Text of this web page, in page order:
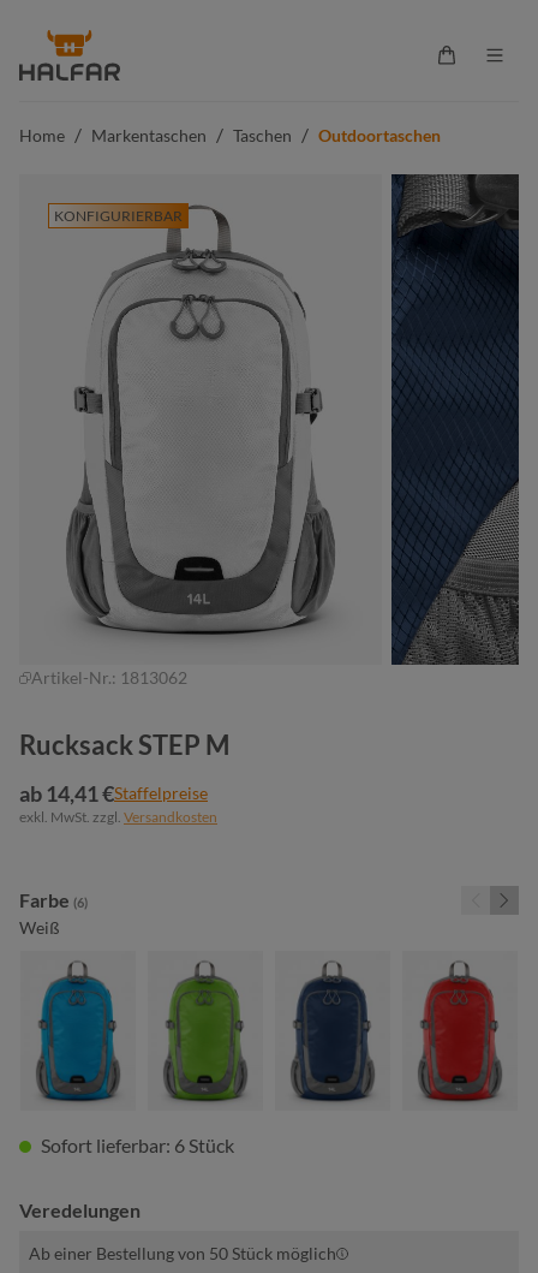
springen
Home / Markentaschen / Taschen / Outdoortaschen
KONFIGURIERBAR
Artikel-Nr.: 1813062
Rucksack STEP M
ab 14,41 €Staffelpreise
exkl. MwSt. zzgl. Versandkosten
Farbe auswählen
(6)
Weiß
cyan maigrün marine
Sofort lieferbar: 6 Stück
Veredelungen
Ab einer Bestellung von 50 Stück möglich